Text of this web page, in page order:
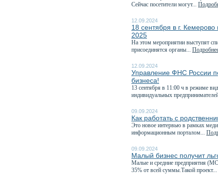
Сейчас посетители могут...
12.09.2024
18 сентября в г.
2025
На этом мероприятии выступят
присоединятся органы...
12.09.2024
Управление ФНС России
бизнеса!
13 сентября в 11:00 ч в режиме
индивидуальных
09.09.2024
Как работать с
Это новое интервью в рамках
информационным порталом...
09.09.2024
Малый бизнес получит
Малые и средние предприятия
35% от всей суммы.Такой проект...